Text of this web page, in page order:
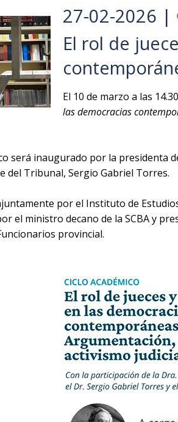
27-02-2026 |
El rol de
El 10 de marzo a las
las democracias
será inaugurado por la presidenta
del Tribunal, Sergio Gabriel Torres.
por el Instituto de
el ministro decano de la SCBA y
provincial.